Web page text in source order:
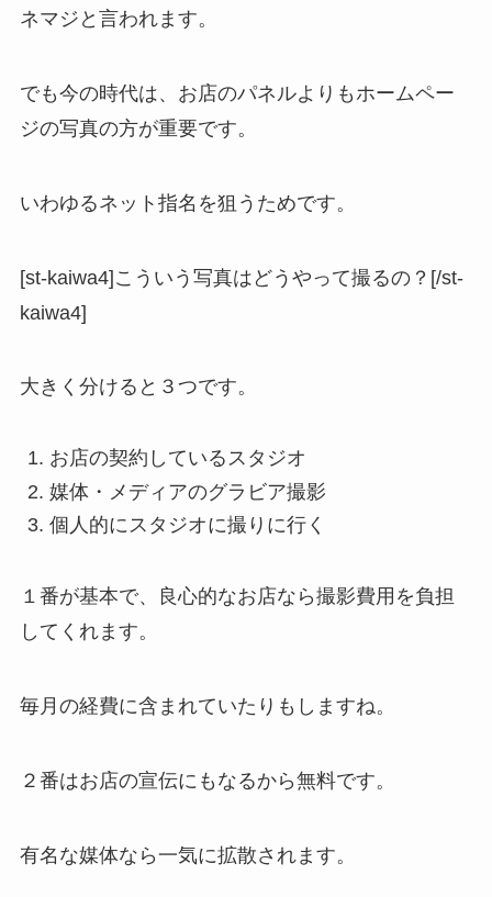
ネマジと言われます。
でも今の時代は、お店のパネルよりもホームペー
ジの写真の方が重要です。
いわゆるネット指名を狙うためです。
[st-kaiwa4]こういう写真はどうやって撮るの？[/st-
kaiwa4]
大きく分けると３つです。
お店の契約しているスタジオ
媒体・メディアのグラビア撮影
個人的にスタジオに撮りに行く
１番が基本で、良心的なお店なら撮影費用を負担
してくれます。
毎月の経費に含まれていたりもしますね。
２番はお店の宣伝にもなるから無料です。
有名な媒体なら一気に拡散されます。